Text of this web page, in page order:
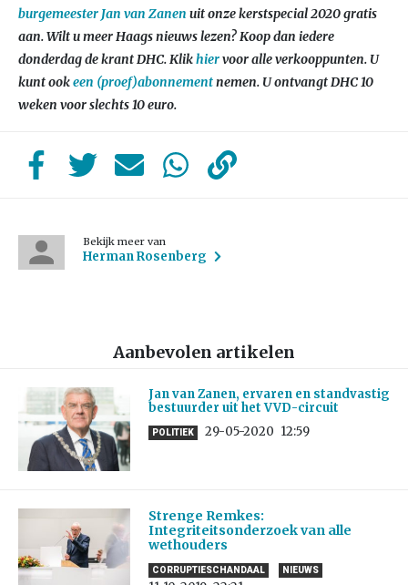
burgemeester Jan van Zanen uit onze kerstspecial 2020 gratis
aan. Wilt u meer Haags nieuws lezen? Koop dan iedere
donderdag de krant DHC. Klikhiervoor alle verkooppunten. U
kunt ookeen (proef)abonnementnemen. U ontvangt DHC 10
weken voor slechts 10 euro.
Bekijk meer van
Herman Rosenberg
Aanbevolen artikelen
Jan van Zanen, ervaren en standvastig
bestuurder uit het VVD-circuit
POLITIEK 29-05-2020 12:59
Strenge Remkes:
Integriteitsonderzoek van alle
wethouders
CORRUPTIESCHANDAAL NIEUWS